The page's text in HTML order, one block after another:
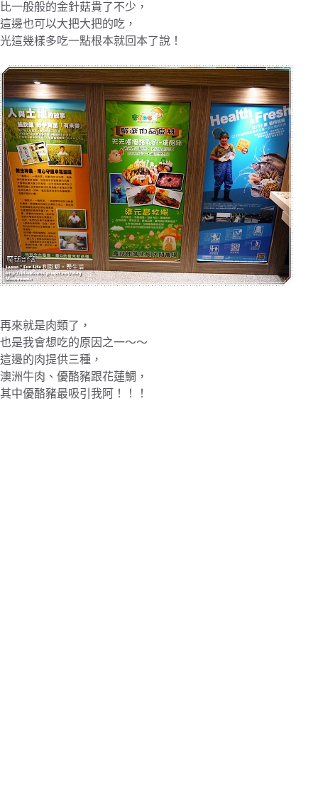
比一般般的金針菇貴了不少，
這邊也可以大把大把的吃，
光這幾樣多吃一點根本就回本了說！
再來就是肉類了，
也是我會想吃的原因之一～～
這邊的肉提供三種，
澳洲牛肉、優酪豬跟花蓮鯛，
其中優酪豬最吸引我阿！！！